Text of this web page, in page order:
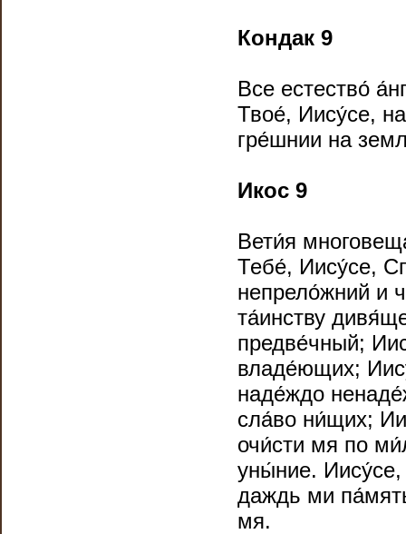
Кондак 9
Все естество́
Твое́, Иису́се,
гре́шнии на
Икос 9
Вети́я
Тебе́, Иису́се,
непрело́жний и
та́инству
предве́чный;
владе́ющих;
наде́ждо
сла́во ни́щих;
очи́сти мя по
уны́ние.
даждь ми
мя.